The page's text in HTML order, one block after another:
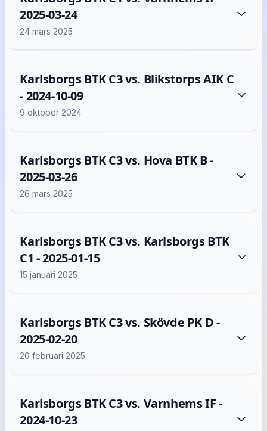
2025-03-24
24 mars 2025
Karlsborgs BTK C3 vs. Blikstorps AIK C
- 2024-10-09
9 oktober 2024
Karlsborgs BTK C3 vs. Hova BTK B -
2025-03-26
26 mars 2025
Karlsborgs BTK C3 vs. Karlsborgs BTK
C1 - 2025-01-15
15 januari 2025
Karlsborgs BTK C3 vs. Skövde PK D -
2025-02-20
20 februari 2025
Karlsborgs BTK C3 vs. Varnhems IF -
2024-10-23